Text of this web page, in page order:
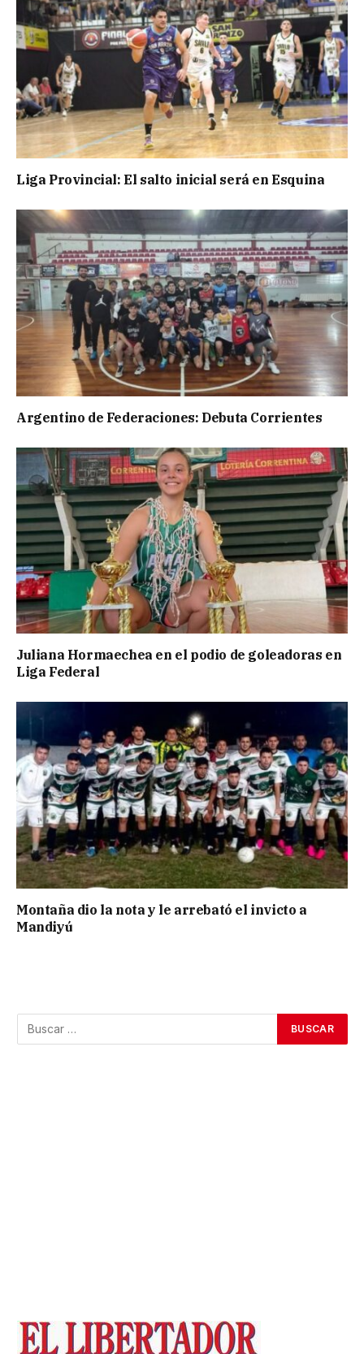
Liga Provincial: El salto inicial será en Esquina
Argentino de Federaciones: Debuta Corrientes
Juliana Hormaechea en el podio de goleadoras en
Liga Federal
Montaña dio la nota y le arrebató el invicto a
Mandiyú